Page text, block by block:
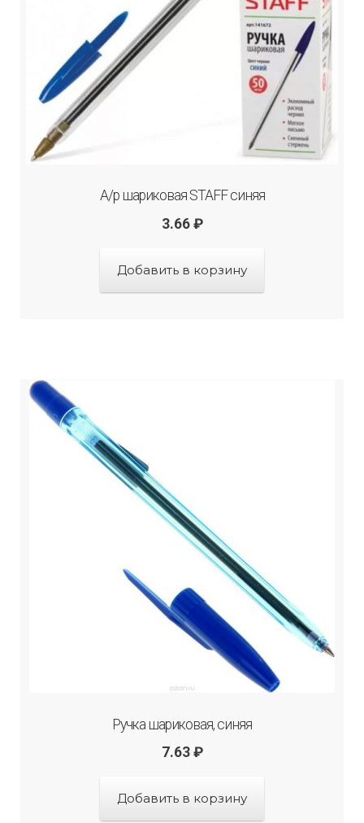
А/р шариковая STAFF синяя
3.66 ₽
Добавить в корзину
Ручка шариковая, синяя
7.63 ₽
Добавить в корзину